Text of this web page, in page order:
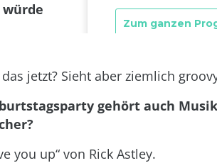
jetzt? Sieht aber ziemlich
gehört auch
you up“ von Rick Astley.